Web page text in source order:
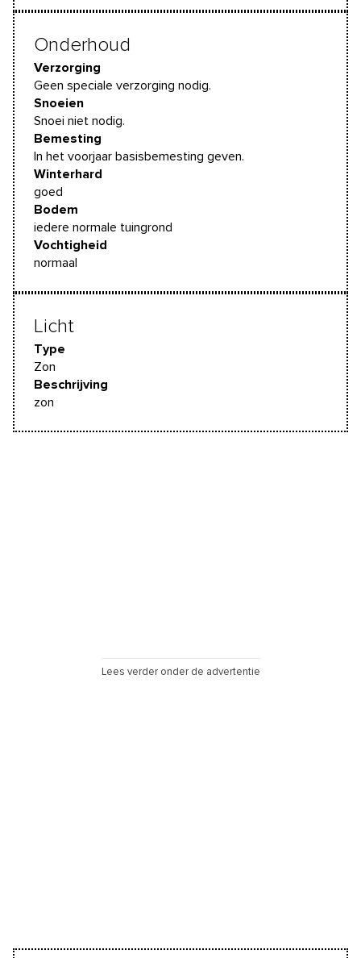
Onderhoud
Verzorging
Geen speciale verzorging nodig.
Snoeien
Snoei niet nodig.
Bemesting
In het voorjaar basisbemesting geven.
Winterhard
goed
Bodem
iedere normale tuingrond
Vochtigheid
normaal
Licht
Type
Zon
Beschrijving
zon
Lees verder onder de advertentie